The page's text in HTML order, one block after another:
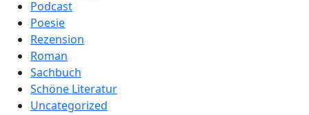
Podcast
Poesie
Rezension
Roman
Sachbuch
Schöne Literatur
Uncategorized